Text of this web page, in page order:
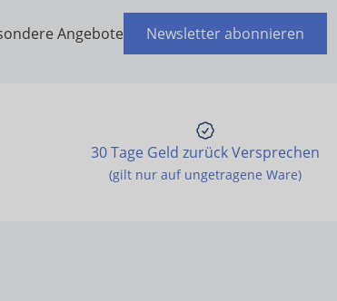
Angebote Newsletter abonnieren
30 Tage Geld zurück Versprechen
(gilt nur auf ungetragene Ware)